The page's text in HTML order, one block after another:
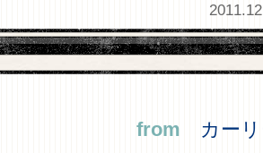
from カーリ